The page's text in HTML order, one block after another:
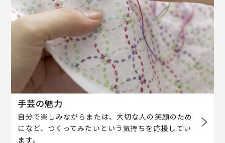
手芸の魅力
自分で楽しみながらまたは、大切な人の笑顔のため
になど、つくってみたいという気持ちを応援してい
ます。